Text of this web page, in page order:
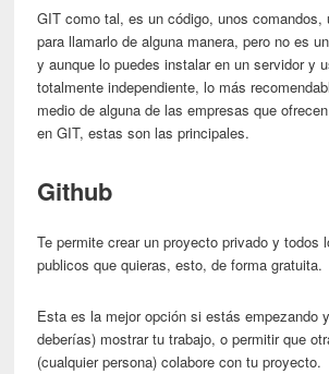
GIT como tal, es un código, unos comandos,
para llamarlo de alguna manera, pero no es
y aunque lo puedes instalar en un servidor y
totalmente independiente, lo más
medio de alguna de las empresas que
en GIT, estas son las principales.
Github
Te permite crear un proyecto privado y todos
publicos que quieras, esto, de forma gratuita.
Esta es la mejor opción si estás empezando
deberías) mostrar tu trabajo, o permitir que
(cualquier persona) colabore con tu proyecto.